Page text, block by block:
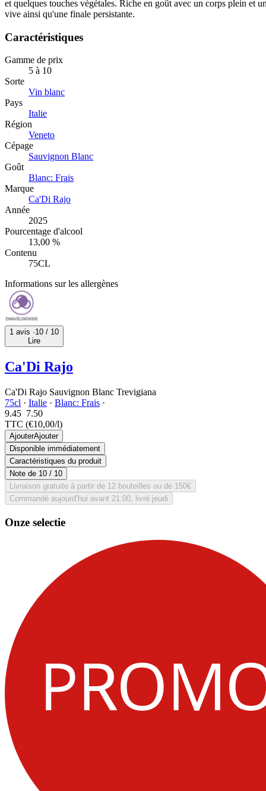
et quelques touches végétales. Riche en goût avec un corps plein et
vive ainsi qu'une finale persistante.
Caractéristiques
Gamme de prix
5 à 10
Sorte
Vin blanc
Pays
Italie
Région
Veneto
Cépage
Sauvignon Blanc
Goût
Blanc: Frais
Marque
Ca'Di Rajo
Année
2025
Pourcentage d'alcool
13,00 %
Contenu
75CL
Informations sur les allergènes
1 avis ·10 / 10
Lire
Ca'Di Rajo
Ca'Di Rajo Sauvignon Blanc Trevigiana
75cl · Italie · Blanc: Frais ·
9.45 7.50
TTC (€10,00/l)
AjouterAjouter
Disponible immédiatement
Caractéristiques du produit
Note de 10 / 10
Livraison gratuite à partir de 12 bouteilles ou de 150€
Commandé aujourd’hui avant 21:00, livré jeudi
Onze selectie